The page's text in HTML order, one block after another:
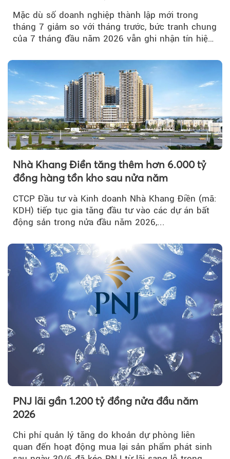
Mặc dù số doanh nghiệp thành lập mới trong
tháng 7 giảm so với tháng trước, bức tranh chung
của 7 tháng đầu năm 2026 vẫn ghi nhận tín hiệu
Nhà Khang Điền tăng thêm hơn 6.000 tỷ
đồng hàng tồn kho sau nửa năm
CTCP Đầu tư và Kinh doanh Nhà Khang Điền (mã:
KDH) tiếp tục gia tăng đầu tư vào các dự án bất
động sản trong nửa đầu năm 2026,...
PNJ lãi gần 1.200 tỷ đồng nửa đầu năm
2026
Chi phí quản lý tăng do khoản dự phòng liên
quan đến hoạt động mua lại sản phẩm phát sinh